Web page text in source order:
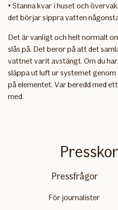
• Stanna kvar i huset och
det börjar sippra vatten
Det är vanligt och helt normalt
slås på. Det beror på att det
vattnet varit avstängt. Om du
släppa ut luft ur systemet
på elementet. Var beredd med
med.
Pressfrågor
För journalister